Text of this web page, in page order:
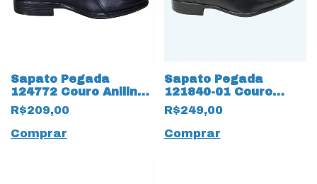
Sapato Pegada
124772 Couro Anilina
com Bico 17659
Quadrado
R$209,00
Comprar
Sapato Pegada
121840-01 Couro
Natural Mestiço com
13199 Cadarço
R$249,00
Comprar